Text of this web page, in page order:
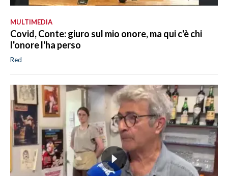
MULTIMEDIA
Covid, Conte: giuro sul mio onore, ma qui c'è chi
l'onore l'ha perso
Red